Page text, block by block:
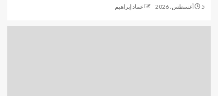
5 أغسطس، 2026 عماد إبراهيم